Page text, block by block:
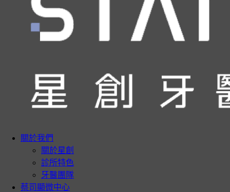
關於我們
關於星創
診所特色
牙醫團隊
蔡司顯微中心